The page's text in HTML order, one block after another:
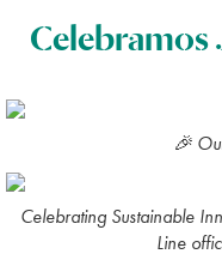
Celebramos
🎉
Celebrating Sustainable
Line